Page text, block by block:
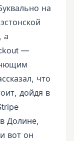
на
а
—
что
дойдя в
Долине,
вот он